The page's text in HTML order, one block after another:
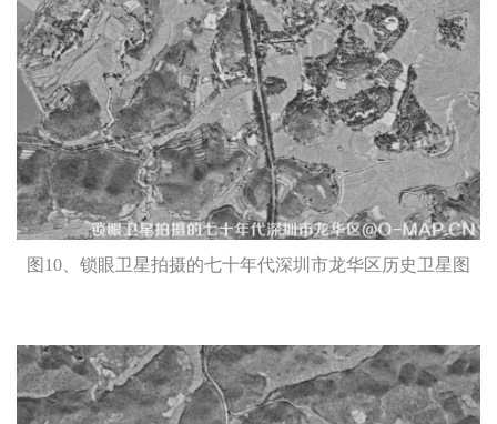
图10、锁眼卫星拍摄的七十年代深圳市龙华区历史卫星图